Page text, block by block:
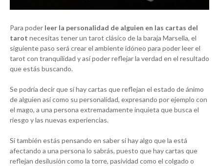
Para poder leer la personalidad de alguien en las cartas del
tarot necesitas tener un tarot clásico de la baraja Marsella, el
siguiente paso será crear el ambiente idóneo para poder leer el
tarot con tranquilidad y así poder reflejar la verdad en el resultado
que estás buscando.
Se podría decir que sí hay cartas que reflejan el estado de ánimo
de alguien así como su personalidad, expresando por ejemplo con
el mago, a una persona extremadamente inquieta que busca el
riesgo y las nuevas experiencias.
Si también estás pensando en saber si hay algo que la está
afectando a una persona lo sabrás, puesto que hay cartas que
reflejan desilusión como la torre, pasividad como el colgado o